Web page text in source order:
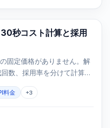
秒コスト計算と採用
固定価格がありません。解
数、採用率を分けて計算し
料金 +3